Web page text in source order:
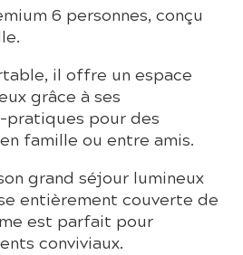
6 personnes, conçu
il offre un espace
grâce à ses
pour des
famille ou entre amis.
grand séjour lumineux
entièrement couverte de
est parfait pour
conviviaux.